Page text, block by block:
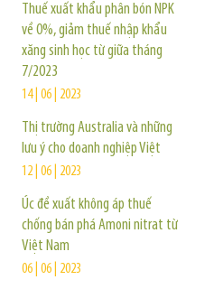
Thuế xuất khẩu phân bón NPK
về 0%, giảm thuế nhập khẩu
xăng sinh học từ giữa tháng
7/2023
14 | 06 | 2023
Thị trường Australia và những
lưu ý cho doanh nghiệp Việt
12 | 06 | 2023
Úc đề xuất không áp thuế
chống bán phá Amoni nitrat từ
Việt Nam
06 | 06 | 2023